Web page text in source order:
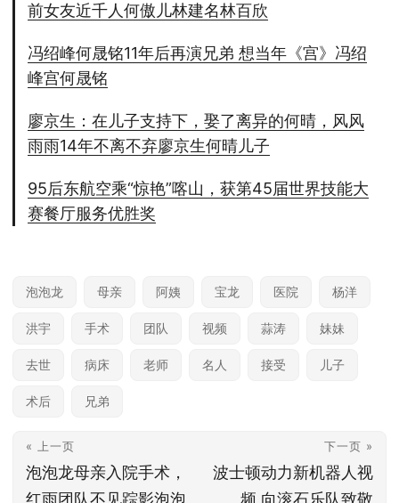
前女友近千人何傲儿林建名林百欣
冯绍峰何晟铭11年后再演兄弟 想当年《宫》冯绍
峰宫何晟铭
廖京生：在儿子支持下，娶了离异的何晴，风风
雨雨14年不离不弃廖京生何晴儿子
95后东航空乘“惊艳”喀山，获第45届世界技能大
赛餐厅服务优胜奖
泡泡龙 母亲 阿姨 宝龙 医院 杨洋
洪宇 手术 团队 视频 蒜涛 妹妹
去世 病床 老师 名人 接受 儿子
术后 兄弟
« 上一页
泡泡龙母亲入院手术，
下一页 »
波士顿动力新机器人视